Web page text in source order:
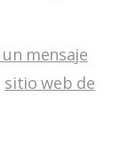
mensaje
sitio web de